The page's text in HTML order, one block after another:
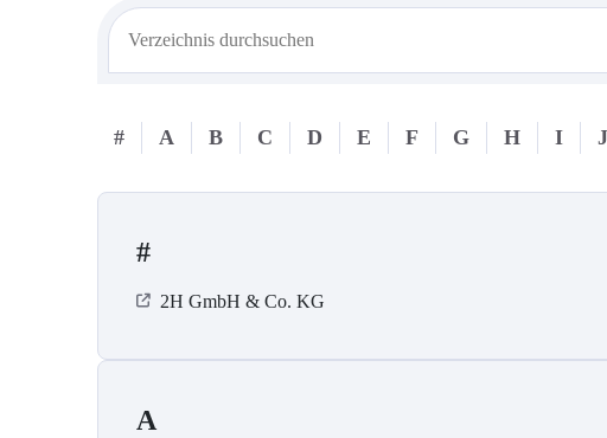
# A B C D E F G H I J
#
2H GmbH & Co. KG
A